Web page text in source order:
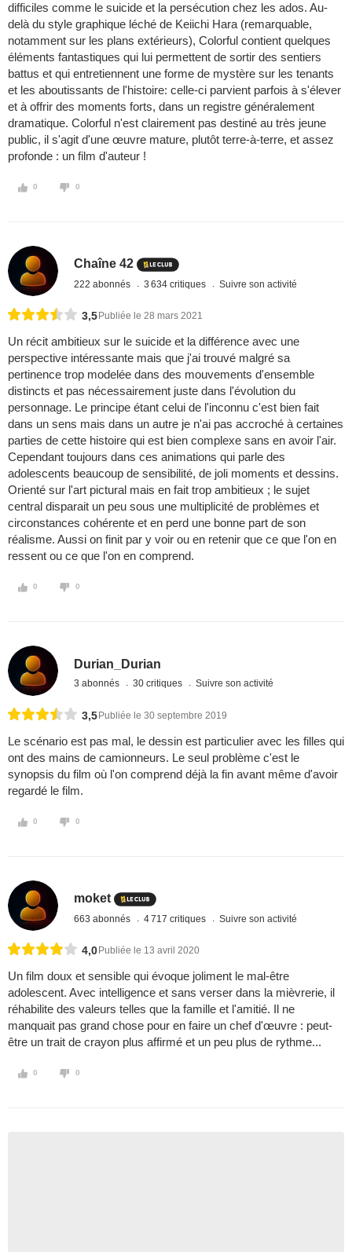
difficiles comme le suicide et la persécution chez les ados. Au-
delà du style graphique léché de Keiichi Hara (remarquable,
notamment sur les plans extérieurs), Colorful contient quelques
éléments fantastiques qui lui permettent de sortir des sentiers
battus et qui entretiennent une forme de mystère sur les tenants
et les aboutissants de l'histoire: celle-ci parvient parfois à s'élever
et à offrir des moments forts, dans un registre généralement
dramatique. Colorful n'est clairement pas destiné au très jeune
public, il s'agit d'une œuvre mature, plutôt terre-à-terre, et assez
profonde : un film d'auteur !
0 0
Chaîne 42
222 abonnés 3 634 critiques Suivre son activité
3,5 Publiée le 28 mars 2021
Un récit ambitieux sur le suicide et la différence avec une
perspective intéressante mais que j'ai trouvé malgré sa
pertinence trop modelée dans des mouvements d'ensemble
distincts et pas nécessairement juste dans l'évolution du
personnage. Le principe étant celui de l'inconnu c'est bien fait
dans un sens mais dans un autre je n'ai pas accroché à certaines
parties de cette histoire qui est bien complexe sans en avoir l'air.
Cependant toujours dans ces animations qui parle des
adolescents beaucoup de sensibilité, de joli moments et dessins.
Orienté sur l'art pictural mais en fait trop ambitieux ; le sujet
central disparait un peu sous une multiplicité de problèmes et
circonstances cohérente et en perd une bonne part de son
réalisme. Aussi on finit par y voir ou en retenir que ce que l'on en
ressent ou ce que l'on en comprend.
0 0
Durian_Durian
3 abonnés 30 critiques Suivre son activité
3,5 Publiée le 30 septembre 2019
Le scénario est pas mal, le dessin est particulier avec les filles qui
ont des mains de camionneurs. Le seul problème c'est le
synopsis du film où l'on comprend déjà la fin avant même d'avoir
regardé le film.
0 0
moket
663 abonnés 4 717 critiques Suivre son activité
4,0 Publiée le 13 avril 2020
Un film doux et sensible qui évoque joliment le mal-être
adolescent. Avec intelligence et sans verser dans la mièvrerie, il
réhabilite des valeurs telles que la famille et l'amitié. Il ne
manquait pas grand chose pour en faire un chef d'œuvre : peut-
être un trait de crayon plus affirmé et un peu plus de rythme...
0 0